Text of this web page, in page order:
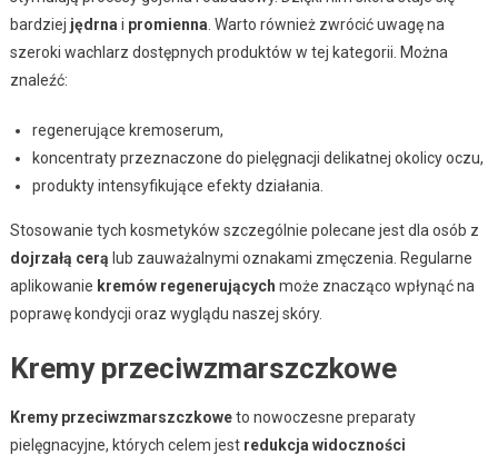
bardziej jędrna i promienna . Warto również zwrócić uwagę na
szeroki wachlarz dostępnych produktów w tej kategorii. Można
znaleźć:
regenerujące kremoserum,
koncentraty przeznaczone do pielęgnacji delikatnej okolicy oczu,
produkty intensyfikujące efekty działania.
Stosowanie tych kosmetyków szczególnie polecane jest dla osób z
dojrzałą cerą lub zauważalnymi oznakami zmęczenia. Regularne
aplikowanie kremów regenerujących może znacząco wpłynąć na
poprawę kondycji oraz wyglądu naszej skóry.
Kremy przeciwzmarszczkowe
Kremy przeciwzmarszczkoweto nowoczesne preparaty
pielęgnacyjne, których celem jest redukcja widoczności